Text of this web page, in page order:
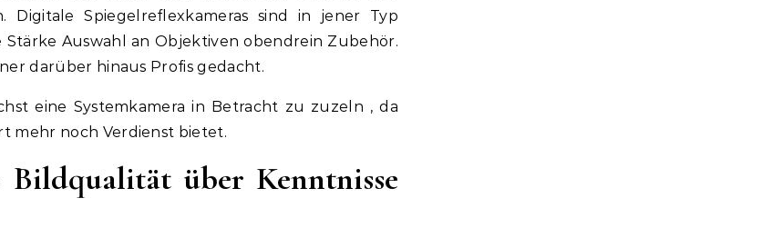
Spiegelreflexkameras sind in jener Typ
Auswahl an Objektiven obendrein Zubehör.
darüber hinaus Profis gedacht.
eine Systemkamera in Betracht zu zuzeln , da
mehr noch Verdienst bietet.
Bildqualität über Kenntnisse